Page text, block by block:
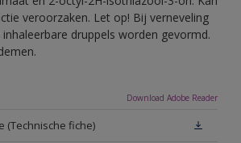
veroorzaken. Let op! Bij verneveling
druppels worden gevormd.
Download Adobe Reader
(Technische fiche)